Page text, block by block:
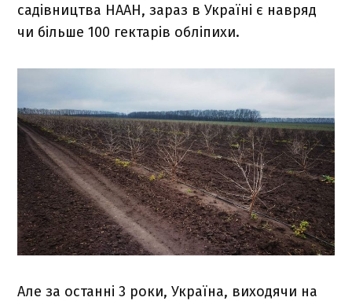
садівництва НААН, зараз в Україні є навряд
чи більше 100 гектарів обліпихи.
Але за останні 3 роки, Україна, виходячи на